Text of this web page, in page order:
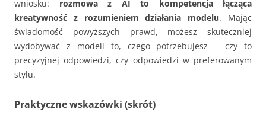
wniosku: rozmowa z AI to kompetencja łącząca
kreatywność z rozumieniem działania modelu. Mając
świadomość powyższych prawd, możesz skuteczniej
wydobywać z modeli to, czego potrzebujesz – czy to
precyzyjnej odpowiedzi, czy odpowiedzi w preferowanym
stylu.
Praktyczne wskazówki (skrót)